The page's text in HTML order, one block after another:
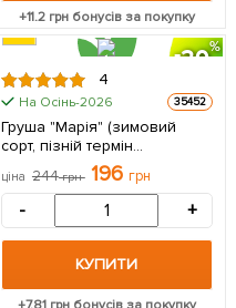
+11.2 грн бонусів за покупку
20
4
На Осінь-2026 35452
Груша "Марія" (зимовий
сорт, пізній термін
дозрівання) 1 саджанець в
упаковці
ціна 244грн 196 грн
- +
КУПИТИ